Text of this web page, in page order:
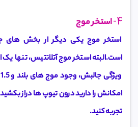
4- استخر موج
استخر موج یکی دیگر ار بخش های
است.البته استخر موج آتلانتیس، تنها
امکانش را دارید درون تیوپ ها دراز
تجربه کنید.